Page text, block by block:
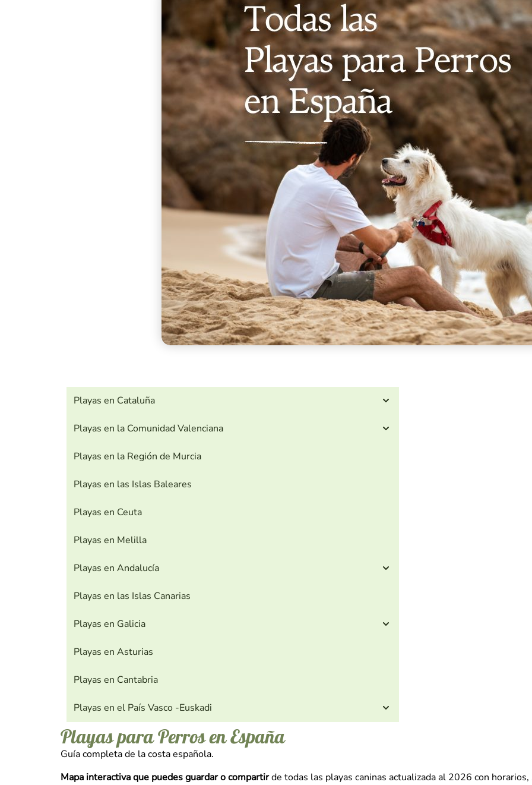
Playas en Cataluña
Playas en la Comunidad Valenciana
Playas en la Región de Murcia
Playas en las Islas Baleares
Playas en Ceuta
Playas en Melilla
Playas en Andalucía
Playas en las Islas Canarias
Playas en Galicia
Playas en Asturias
Playas en Cantabria
Playas en el País Vasco -Euskadi
Playas para Perros en España
Guía completa de la costa española.
Mapa interactiva que puedes guardar o compartirde todas las playas caninas actualizada al 2026 con